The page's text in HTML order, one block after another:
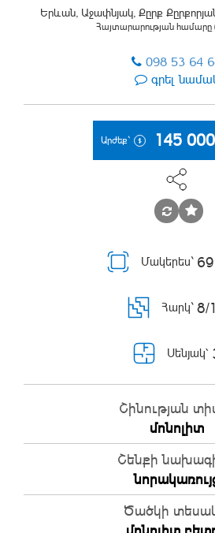
Երևան, Աջափնյակ, Քըրք
Հայտարարության համարը
098 53 64
գրել
Արժեք` 145 000
Սենյակ՝
Մակերես`
Հարկ` 8/
Շինության
մոնոլիտ
Շենքի
Ծածկի